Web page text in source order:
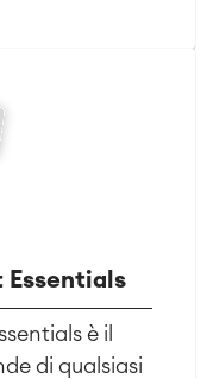
Essentials
è il
di qualsiasi